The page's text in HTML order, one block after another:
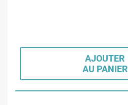
AJOUTER
AU PANIER